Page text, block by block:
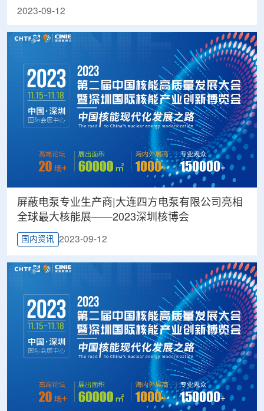
2023-09-12
屏蔽电泵专业生产商|大连四方电泵有限公司亮相
全球最大核能展——2023深圳核博会
国内资讯 2023-09-12